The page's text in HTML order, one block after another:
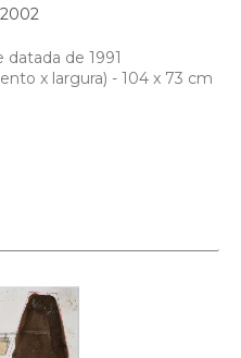
datada de 1991
x largura) - 104 x 73 cm